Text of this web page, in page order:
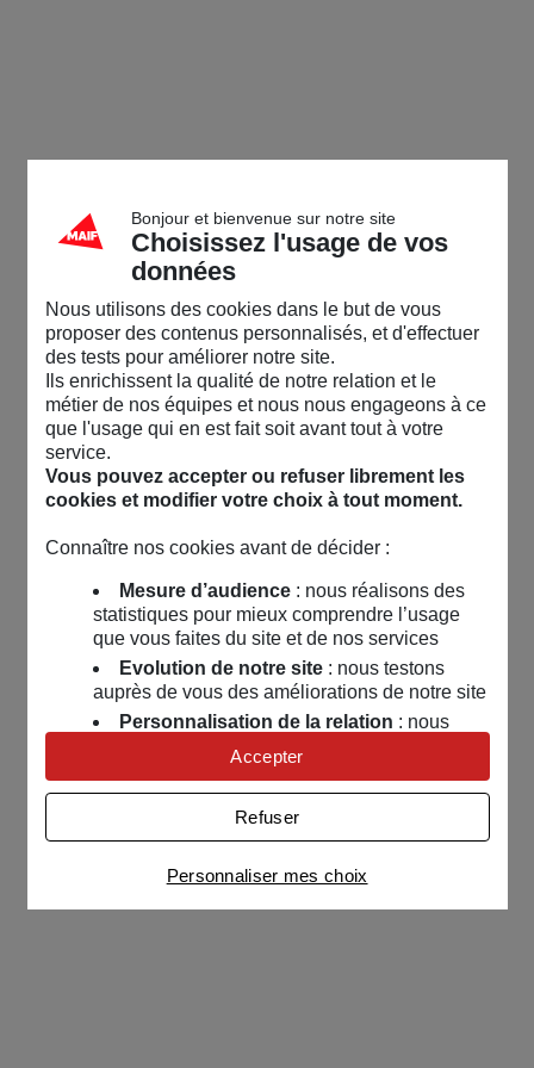
Bonjour et bienvenue sur notre site
Choisissez l'usage de vos
données
Nous utilisons des cookies dans le but de vous
proposer des contenus personnalisés, et d'effectuer
des tests pour améliorer notre site.
Ils enrichissent la qualité de notre relation et le
métier de nos équipes et nous nous engageons à ce
que l'usage qui en est fait soit avant tout à votre
service.
Vous pouvez accepter ou refuser librement les
cookies et modifier votre choix à tout moment.
Connaître nos cookies avant de décider :
Mesure d’audience: nous réalisons des
statistiques pour mieux comprendre l’usage
que vous faites du site et de nos services
Evolution de notre site: nous testons
auprès de vous des améliorations de notre site
Personnalisation de la relation : nous
nous servons de cookies pour adapter nos
contenus et personnaliser nos offres
Univers publicitaire: nous utilisons avec
nos partenaires des cookies pour afficher des
publicités personnalisées
Connaître notre politique cookies et la liste de nos
partenaires
Personnaliser mes choix
Refuser
Accepter